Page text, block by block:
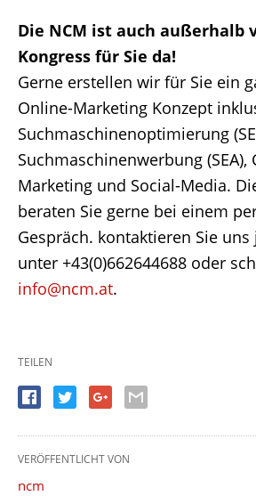
Die NCM ist auch außerhalb
Kongress für Sie da!
Gerne erstellen wir für Sie ein
Online-Marketing Konzept
Suchmaschinenoptimierung
Suchmaschinenwerbung (SEA),
Marketing und Social-Media.
beraten Sie gerne bei einem
Gespräch. kontaktieren Sie
unter +43(0)662644688 oder
info@ncm.at.
TEILEN
VERÖFFENTLICHT VON
ncm